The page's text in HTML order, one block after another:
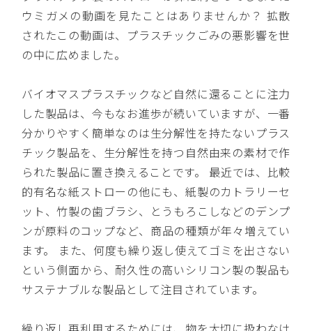
ウミガメの動画を見たことはありませんか？ 拡散
されたこの動画は、プラスチックごみの悪影響を世
の中に広めました。
バイオマスプラスチックなど自然に還ることに注力
した製品は、今もなお進歩が続いていますが、一番
分かりやすく簡単なのは生分解性を持たないプラス
チック製品を、生分解性を持つ自然由来の素材で作
られた製品に置き換えることです。 最近では、比較
的有名な紙ストローの他にも、紙製のカトラリーセ
ット、竹製の歯ブラシ、とうもろこしなどのデンプ
ンが原料のコップなど、商品の種類が年々増えてい
ます。 また、何度も繰り返し使えてゴミを出さない
という側面から、耐久性の高いシリコン製の製品も
サステナブルな製品として注目されています。